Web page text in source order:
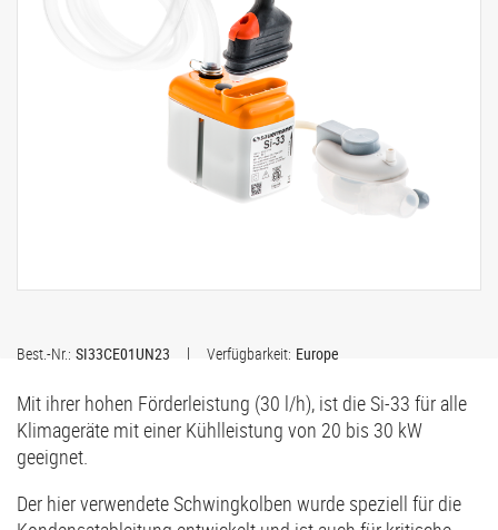
Verfügbarkeit: Europe
Best.-Nr.: SI33CE01UN23
Mit ihrer hohen Förderleistung (30 l/h), ist die Si-33 für alle
Klimageräte mit einer Kühlleistung von 20 bis 30 kW
geeignet.
Der hier verwendete Schwingkolben wurde speziell für die